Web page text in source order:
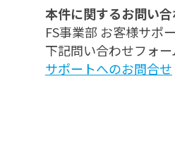
本件に関するお問い
FS事業部 お客様サポ
下記問い合わせフォ
サポートへのお問合せ